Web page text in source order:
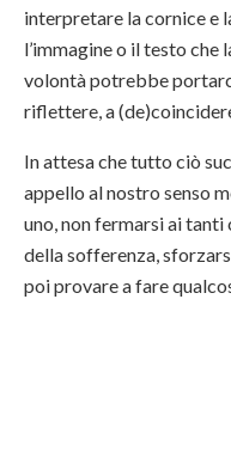
interpretare la cornice e
l’immagine o il testo che
volontà potrebbe
riflettere, a
In attesa che tutto ciò
appello al nostro senso
uno, non fermarsi ai
della sofferenza,
poi provare a fare